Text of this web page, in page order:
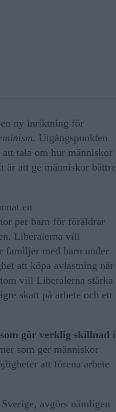
ny inriktning för
Utgångspunkten
tala om hur människor
är att ge människor bättre
en
per barn för föräldrar
Liberalerna vill
familjer med barn under
att köpa avlastning när
vill Liberalerna stärka
skatt på arbete och ett
gör verklig skillnad i
som ger människor
att förena arbete
avgörs nämligen